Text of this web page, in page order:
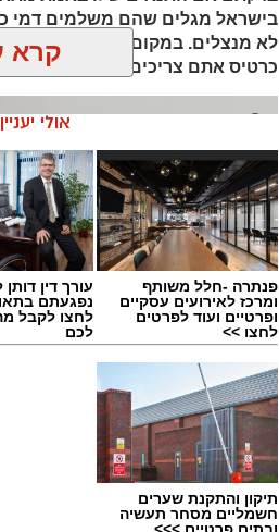
בישראל מגלים שהם משלמים דמי
לא מנצלים. במקום לשאול איזה
כרטיס אתם צריכים.
קרדיט תמונה magnific
קרא
אולי
פנתרה -חלל משותף
ומרכז לאירועים עסקיים
ופרטיים ועוד לפרטים
לחצו >>
עורך דין דותן
נפגעתם
לחצו לקבל
לכם
תיקון והתקנת שערים
חשמליים מסחר תעשיה